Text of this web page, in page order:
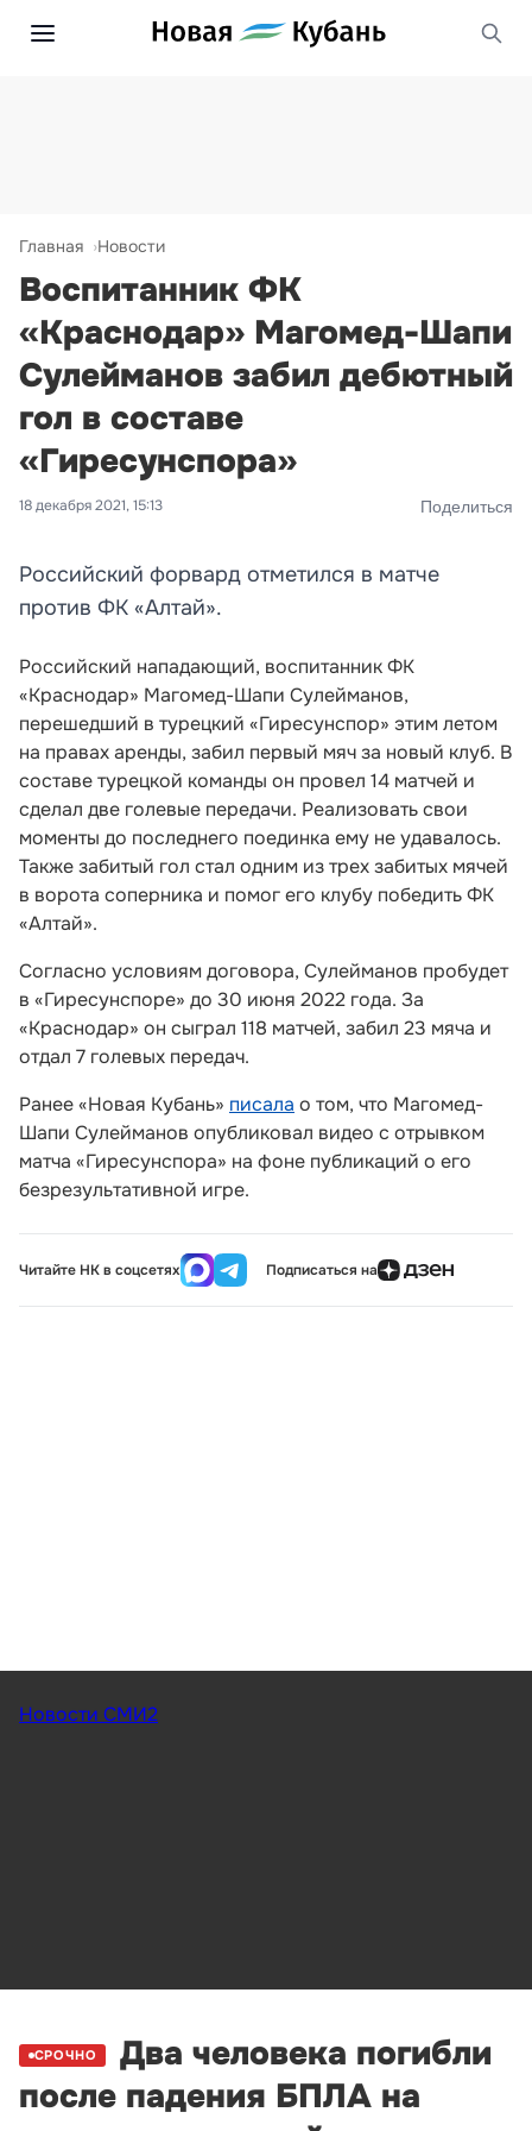
Главная Новости
Воспитанник ФК
«Краснодар» Магомед-Шапи
Сулейманов забил дебютный
гол в составе
«Гиресунспора»
18 декабря 2021, 15:13 Поделиться
Российский форвард отметился в матче
против ФК «Алтай».
Российский нападающий, воспитанник ФК
«Краснодар» Магомед-Шапи Сулейманов,
перешедший в турецкий «Гиресунспор» этим летом
на правах аренды, забил первый мяч за новый клуб. В
составе турецкой команды он провел 14 матчей и
сделал две голевые передачи. Реализовать свои
моменты до последнего поединка ему не удавалось.
Также забитый гол стал одним из трех забитых мячей
в ворота соперника и помог его клубу победить ФК
«Алтай».
Согласно условиям договора, Сулейманов пробудет
в «Гиресунспоре» до 30 июня 2022 года. За
«Краснодар» он сыграл 118 матчей, забил 23 мяча и
отдал 7 голевых передач.
Ранее «Новая Кубань» писала о том, что Магомед-
Шапи Сулейманов опубликовал видео с отрывком
матча «Гиресунспора» на фоне публикаций о его
безрезультативной игре.
Читайте НК в соцсетях Подписаться на
Новости СМИ2
СРОЧНО
Два человека погибли
после падения БПЛА на